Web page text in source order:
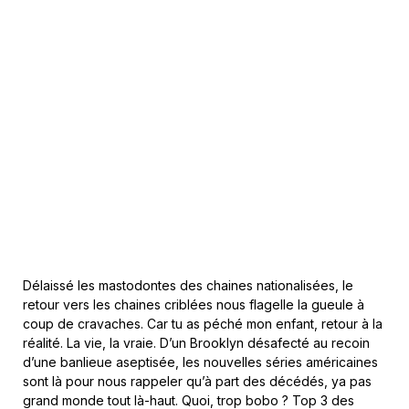
Délaissé les mastodontes des chaines nationalisées, le
retour vers les chaines criblées nous flagelle la gueule à
coup de cravaches. Car tu as péché mon enfant, retour à la
réalité. La vie, la vraie. D’un Brooklyn désafecté au recoin
d’une banlieue aseptisée, les nouvelles séries américaines
sont là pour nous rappeler qu’à part des décédés, ya pas
grand monde tout là-haut. Quoi, trop bobo ? Top 3 des